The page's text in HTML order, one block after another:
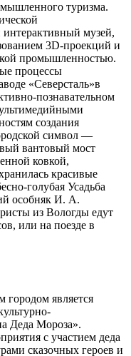
туризма.
музей,
3D-проекций и
промышленностью.
процессы
«Северсталь»в
познавательном
создания
символ —
вантовый мост
ковкой,
красивые
голубая Усадьба
особняк И. А.
из Вологды едут
или на поезде в
городом является
Деда Мороза».
с участием деда
сказочных героев и